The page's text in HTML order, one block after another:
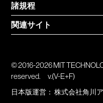
諸規程
関連サイト
© 2016-2026 MIT
reserved.
v.(V-E+F)
日本版運営：株式会社角川